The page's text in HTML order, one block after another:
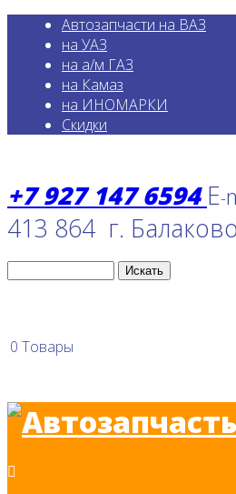
Автозапчасти на ВАЗ
на УАЗ
на а/м ГАЗ
на Камаз
на ИНОМАРКИ
Скидки
+7 927 147 6594 E-
413 864 г.
0 Товары